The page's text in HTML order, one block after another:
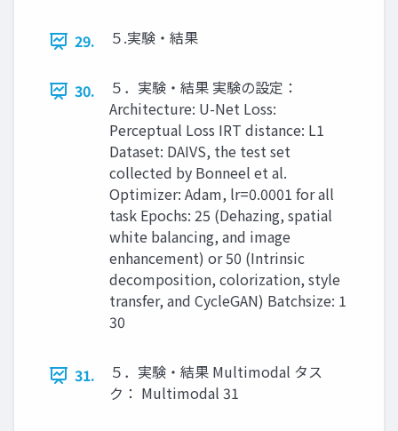
29. ５.実験・結果
30.
５．実験・結果 実験の設定：
Architecture: U-Net Loss:
Perceptual Loss IRT distance: L1
Dataset: DAIVS, the test set
collected by Bonneel et al.
Optimizer: Adam, lr=0.0001 for all
task Epochs: 25 (Dehazing, spatial
white balancing, and image
enhancement) or 50 (Intrinsic
decomposition, colorization, style
transfer, and CycleGAN) Batchsize: 1
30
31.
５．実験・結果 Multimodal タス
ク： Multimodal 31